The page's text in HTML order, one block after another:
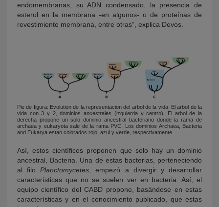
endomembranas, su ADN condensado, la presencia de
esterol en la membrana -en algunos- o de proteínas de
revestimiento membrana, entre otras”, explica Devos.
Pie de figura: Evolution de la representacion del arbol de la vida. El arbol de la
vida con 3 y 2, dominios ancestrales (izquierda y centro). El arbol de la
derecha propone un solo dominio ancestral bacteriano donde la rama de
archaea y eukaryota sale de la rama PVC. Los dominios Archaea, Bacteria
and Eukarya estan colorados rojo, azul y verde, respectivamente.
Así, estos científicos proponen que solo hay un dominio
ancestral, Bacteria. Una de estas bacterias, perteneciendo
al filo Planctomycetes , empezó a divergir y desarrollar
características que no se suelen ver en bacteria. Así, el
equipo científico del CABD propone, basándose en estas
características y en el conocimiento publicado, que estas